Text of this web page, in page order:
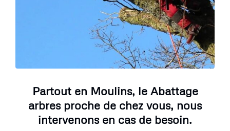
Partout en Moulins, le Abattage
arbres proche de chez vous, nous
intervenons en cas de besoin.